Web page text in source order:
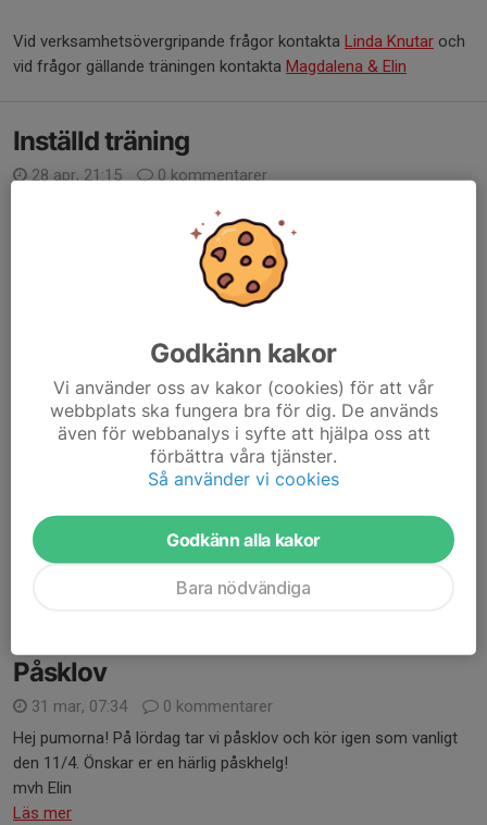
Vid verksamhetsövergripande frågor kontakta Linda Knutar och
vid frågor gällande träningen kontakta Magdalena & Elin
Inställd träning
28 apr, 21:15
0 kommentarer
På lördag behöver vi ställa in träningen då vi båda ledare är
bortresta. Vi ses igen nästa lördag!
Inställd träning
17 apr, 21:05
0 kommentarer
Imorgon är träningen inställd då det är utbildning i hallen. Vi ses
trevlig helg!
Påsklov
31 mar, 07:34
0 kommentarer
Hej pumorna! På lördag tar vi påsklov och kör igen som vanligt
den 11/4. Önskar er en härlig påskhelg!
mvh Elin
Läs mer
Godkänn kakor
Vi använder oss av kakor (cookies) för att vår
webbplats ska fungera bra för dig. De används
även för webbanalys i syfte att hjälpa oss att
förbättra våra tjänster.
Så använder vi cookies
Godkänn alla kakor
Bara nödvändiga